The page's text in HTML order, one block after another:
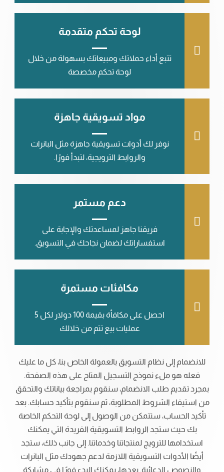
لوحة تحكم متقدمة
تتبع أداء حملاتك ومبيعاتك بسهولة من خلال
لوحة تحكم مخصصة
مواد تسويقية جاهزة
نوفر لك أدوات تسويقية جاهزة مثل البانرات
والروابط الترويجية، لتبدأ فورًا.
دعم مستمر
فريقنا جاهز لمساعدتك والإجابة على
استفساراتك لضمان نجاحك في التسويق.
مكافئات مستمرة
احصل على مكافأة بقيمة 100 دولار لكل 5
عمليات بيع تتم من خلالك
للانضمام إلى نظام التسويق بالعمولة الخاص بنا، كل ما عليك
فعله هو ملء نموذج التسجيل المتاح على هذه الصفحة.
بمجرد تقديم طلب الانضمام، سنقوم بمراجعة بياناتك والتحقق
من استيفاء الشروط المطلوبة، ثم سنقوم بتأكيد حسابك. بعد
تأكيد الحساب، ستتمكن من الوصول إلى لوحة التحكم الخاصة
بك حيث ستجد الروابط التسويقية الفريدة التي يمكنك
استخدامها للترويج لمنتجاتنا وخدماتنا. إلى جانب ذلك، ستجد
أيضًا الأدوات التسويقية اللازمة لدعم جهودك مثل البانرات
والنصوص الدعائية. بعدها، يمكنك البدء فورًا في مشاركة